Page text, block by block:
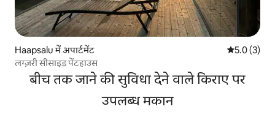
Haapsalu में अपार्टमेंट औसत रेटिंग 5
5.0 (3)
लग्ज़री सीसाइड पेंटहाउस
बीच तक जाने की सुविधा देने वाले किराए पर
उपलब्ध मकान